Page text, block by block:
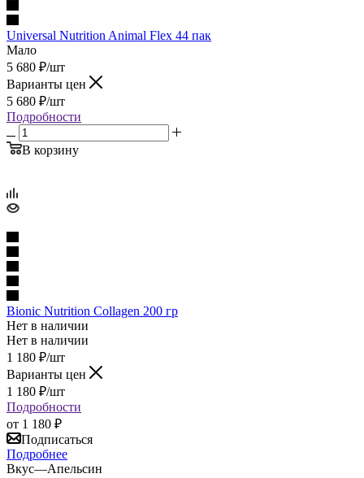
Universal Nutrition Animal Flex 44 пак
Мало
5 680 ₽/шт
Варианты цен
5 680 ₽/шт
Подробности
В корзину
Bionic Nutrition Collagen 200 гр
Нет в наличии
Нет в наличии
1 180 ₽/шт
Варианты цен
1 180 ₽/шт
Подробности
от 1 180 ₽
Подписаться
Подробнее
Вкус—Апельсин